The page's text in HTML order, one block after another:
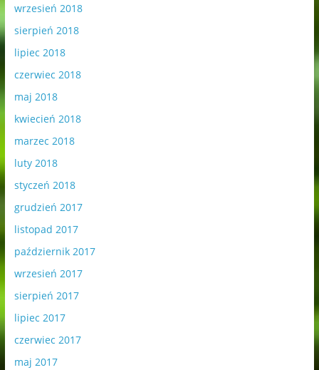
wrzesień 2018
sierpień 2018
lipiec 2018
czerwiec 2018
maj 2018
kwiecień 2018
marzec 2018
luty 2018
styczeń 2018
grudzień 2017
listopad 2017
październik 2017
wrzesień 2017
sierpień 2017
lipiec 2017
czerwiec 2017
maj 2017